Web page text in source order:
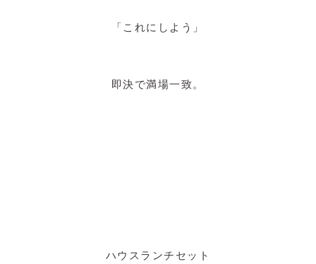
「これにしよう」
即決で満場一致。
ハウスランチセット